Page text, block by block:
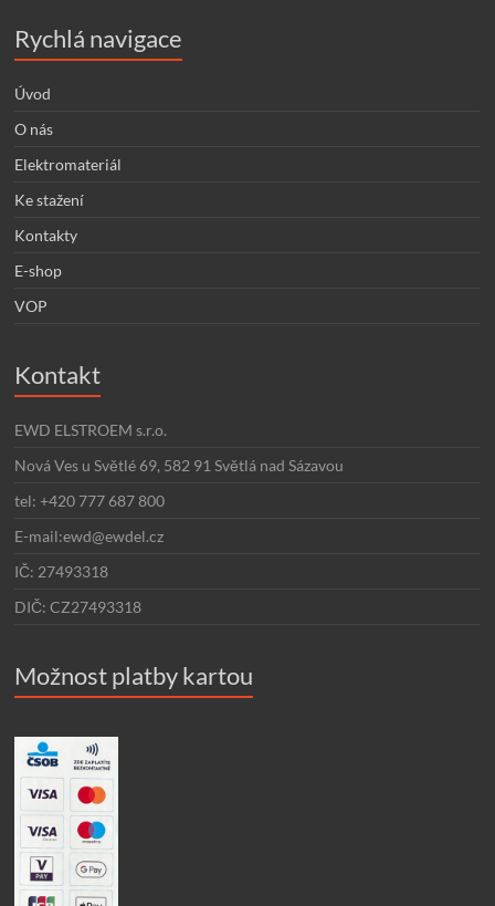
Rychlá navigace
Úvod
O nás
Elektromateriál
Ke stažení
Kontakty
E-shop
VOP
Kontakt
EWD ELSTROEM s.r.o.
Nová Ves u Světlé 69, 582 91 Světlá nad Sázavou
tel: +420 777 687 800
E-mail:ewd@ewdel.cz
IČ: 27493318
DIČ: CZ27493318
Možnost platby kartou